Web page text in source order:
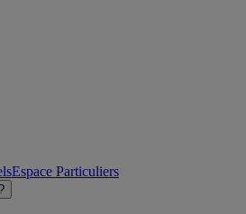
Espace Particuliers